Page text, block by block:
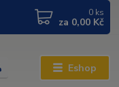
Eshop
0 ks
za 0,00 Kč